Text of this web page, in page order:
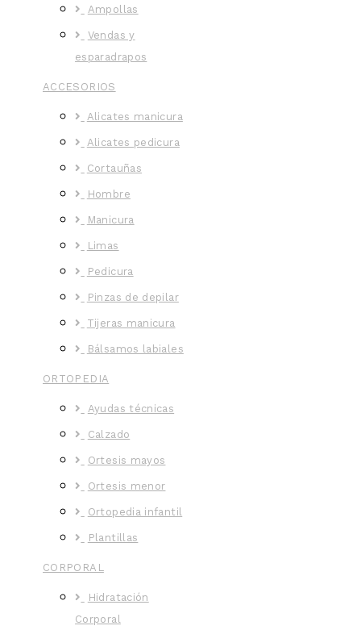
Ampollas
Vendas y
esparadrapos
ACCESORIOS
Alicates manicura
Alicates pedicura
Cortauñas
Hombre
Manicura
Limas
Pedicura
Pinzas de depilar
Tijeras manicura
Bálsamos labiales
ORTOPEDIA
Ayudas técnicas
Calzado
Ortesis mayos
Ortesis menor
Ortopedia infantil
Plantillas
CORPORAL
Hidratación
Corporal